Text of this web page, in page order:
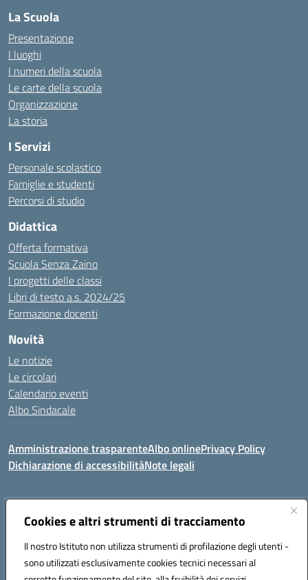
Cookies e altri strumenti di tracciamento
Il nostro Istituto non utilizza strumenti di profilazione degli utenti -
sono utilizzati esclusivamente cookies tecnici necessari al
La Scuola
Presentazione
I luoghi
I numeri della scuola
Le carte della scuola
Organizzazione
La storia
I Servizi
Personale scolastico
Famiglie e studenti
Percorsi di studio
Didattica
Offerta formativa
Scuola Senza Zaino
I progetti delle classi
Libri di testo a.s. 2024/25
Formazione docenti
Novità
Le notizie
Le circolari
Calendario eventi
Albo Sindacale
Amministrazione trasparenteAlbo onlinePrivacy Policy
Dichiarazione di accessibilitàNote legali
Indirizzo:Via Felice Cavallotti, 15 -84020 - Oliveto Citra
Posta elettronica certificata (PEC):saic81300d@pec.istruzione.it
Codice fiscale: 82005110653